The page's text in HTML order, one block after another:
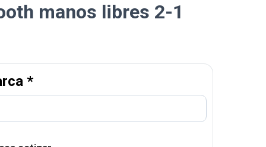
manos libres 2-1
*